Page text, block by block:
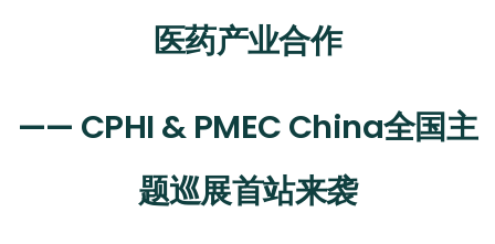
医药产业合作
—— CPHI & PMEC China全国主
题巡展首站来袭